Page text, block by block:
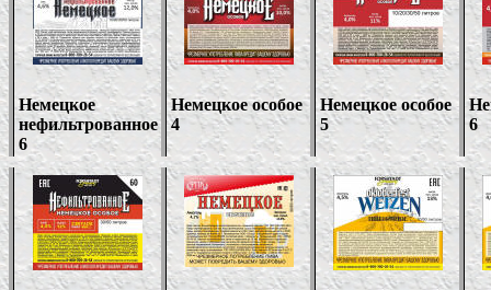
Немецкое
нефильтрованное
6
Немецкое особое
4
Немецкое особое
5
6